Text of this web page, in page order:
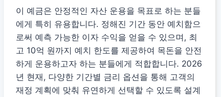
이 예금은 안정적인 자산 운용을 목표로 하는 분들
에게 특히 유용합니다. 정해진 기간 동안 예치함으
로써 예측 가능한 이자 수익을 얻을 수 있으며, 최
고 10억 원까지 예치 한도를 제공하여 목돈을 안전
하게 운용하고자 하는 분들에게 적합합니다. 2026
년 현재, 다양한 기간별 금리 옵션을 통해 고객의
재정 계획에 맞춰 유연하게 선택할 수 있도록 설계